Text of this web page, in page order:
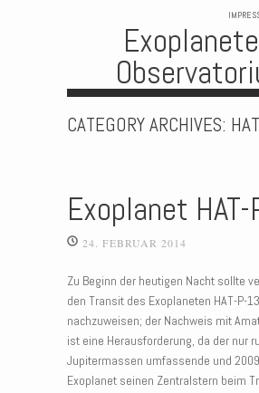
CATEGORY ARCHIVES:
Exoplanet
24. FEBRUAR 2014
Zu Beginn der heutigen Nacht sollte
den Transit des Exoplaneten HAT-P-
nachzuweisen; der Nachweis mit
ist eine Herausforderung, da der nur
Jupitermassen umfassende und
Exoplanet seinen Zentralstern beim